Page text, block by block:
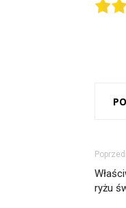
ryżu